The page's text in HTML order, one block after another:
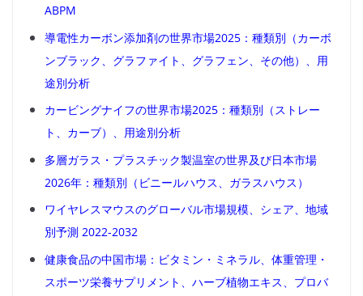
ABPM
導電性カーボン添加剤の世界市場2025：種類別（カーボ
ンブラック、グラファイト、グラフェン、その他）、用
途別分析
カービングナイフの世界市場2025：種類別（ストレー
ト、カーブ）、用途別分析
多層ガラス・プラスチック製温室の世界及び日本市場
2026年：種類別（ビニールハウス、ガラスハウス）
ワイヤレスマウスのグローバル市場規模、シェア、地域
別予測 2022-2032
健康食品の中国市場：ビタミン・ミネラル、体重管理・
スポーツ栄養サプリメント、ハーブ植物エキス、プロバ